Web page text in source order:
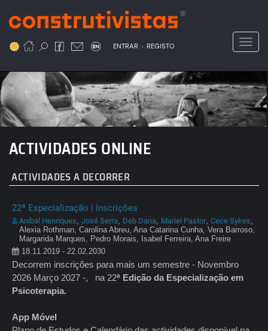
para
conteúdo
ENTRAR . REGISTO
ACTIVIDADES ONLINE
ACTIVIDADES A DECORRER
22ª Especialização | Inscrições
Aníbal Henriques, José Serra, Deb Dana, Mariel Pastor, Cece Sykes,
Alexia Rothman, Carolina Abreu, Ana Catarina Cunha, Vera Barroso,
Margarida Marques, Pedro Morais, Isabel Ferreira, Ana Freire
18.11.2019 - 22.02.2030
Decorrem inscrições para mais um semestre - Novembro
2026 Março 2027 -, na 22ª Edição da Especialização em
Psicoterapia.
App Móvel